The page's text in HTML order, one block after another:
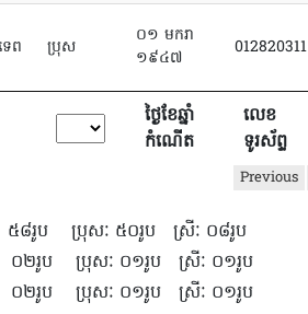
ព
ប្រុស
០១ មករា
១៩៤៧
012820311
ថ្ងៃខែឆ្នាំ
កំណើត
លេខ
ទូរស័ព្ទ
Previous
៥៨រូប ប្រុសៈ ៥០រូប
ស្រីៈ ០៨រូប
០២រូប ប្រុសៈ ០១រូប
ស្រីៈ ០១រូប
រូប ប្រុសៈ ០១រូប ស្រីៈ ០១រូប